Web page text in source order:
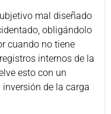
mal diseñado
obligándolo
cuando no tiene
internos de la
esto con un
de la carga